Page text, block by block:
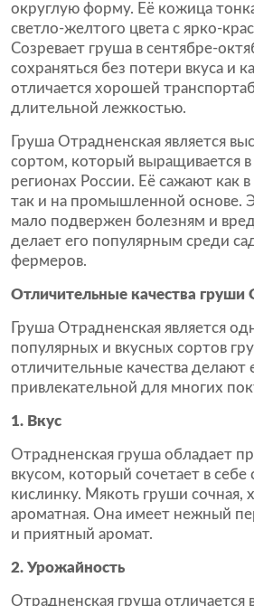
округлую форму. Её кожица
светло-желтого цвета с ярко-
Созревает груша в сентябре-
сохраняться без потери вкуса и
отличается хорошей
длительной лежкостью.
Груша Отрадненская является
сортом, который выращивается
регионах России. Её сажают как
так и на промышленной основе.
мало подвержен болезням и
делает его популярным среди
фермеров.
Отличительные качества груши
Груша Отрадненская является
популярных и вкусных сортов
отличительные качества делают
привлекательной для многих
1. Вкус
Отрадненская груша обладает
вкусом, который сочетает в себе
кислинку. Мякоть груши сочная,
ароматная. Она имеет нежный
и приятный аромат.
2. Урожайность
Отрадненская груша отличается